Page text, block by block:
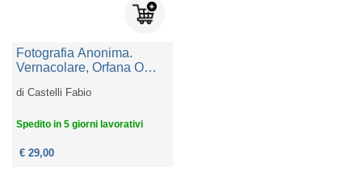
Fotografia Anonima.
Vernacolare, Orfana O
diCastelli Fabio
Spedito in 5 giorni lavorativi
€ 29,00